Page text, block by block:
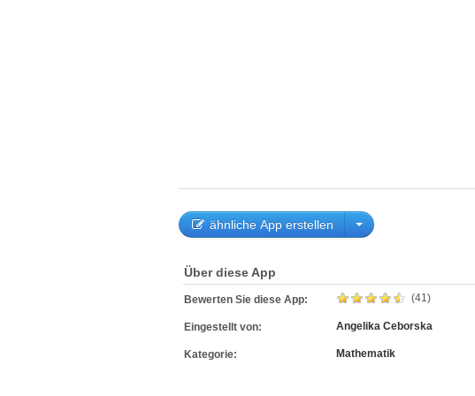
ähnliche App erstellen
Über diese App
Bewerten Sie diese App: (41)
Eingestellt von: Angelika Ceborska
Kategorie: Mathematik